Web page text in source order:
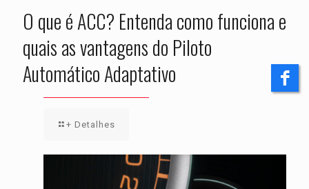
O que é ACC? Entenda como funciona e
quais as vantagens do Piloto
Automático Adaptativo
+ Detalhes